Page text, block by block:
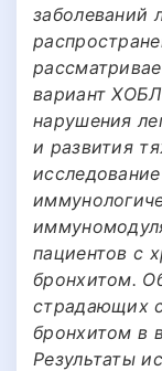
заболеваний
вариант
нарушения
и развития
пациентов с
бронхитом.
страдающих
бронхитом в
Результаты